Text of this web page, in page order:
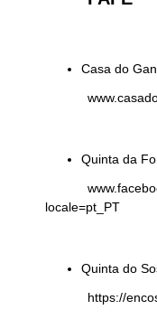
Casa do
Quinta da
locale=pt_PT
Quinta do
https://